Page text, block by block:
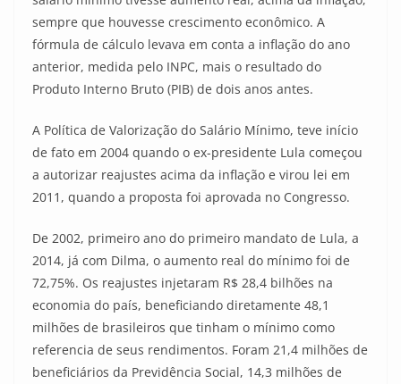
sempre que houvesse crescimento econômico. A
fórmula de cálculo levava em conta a inflação do ano
anterior, medida pelo INPC, mais o resultado do
Produto Interno Bruto (PIB) de dois anos antes.
A Política de Valorização do Salário Mínimo, teve início
de fato em 2004 quando o ex-presidente Lula começou
a autorizar reajustes acima da inflação e virou lei em
2011, quando a proposta foi aprovada no Congresso.
De 2002, primeiro ano do primeiro mandato de Lula, a
2014, já com Dilma, o aumento real do mínimo foi de
72,75%. Os reajustes injetaram R$ 28,4 bilhões na
economia do país, beneficiando diretamente 48,1
milhões de brasileiros que tinham o mínimo como
referencia de seus rendimentos. Foram 21,4 milhões de
beneficiários da Previdência Social, 14,3 milhões de